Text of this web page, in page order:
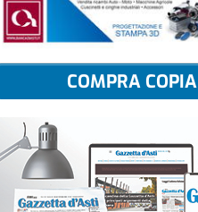
COMPRA COPIA